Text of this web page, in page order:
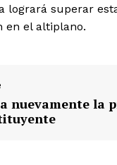
logrará superar
en el altiplano.
nuevamente la